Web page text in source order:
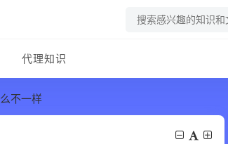
代理知识
不一样